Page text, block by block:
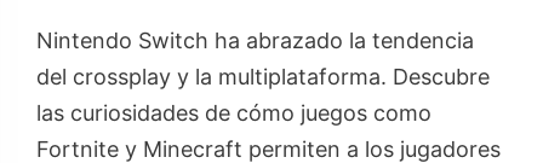
Nintendo Switch ha abrazado la tendencia
del crossplay y la multiplataforma. Descubre
las curiosidades de cómo juegos como
Fortnite y Minecraft permiten a los jugadores